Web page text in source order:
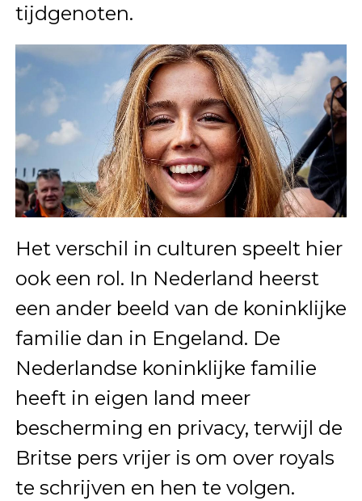
tijdgenoten.
Het verschil in culturen speelt hier
ook een rol. In Nederland heerst
een ander beeld van de koninklijke
familie dan in Engeland. De
Nederlandse koninklijke familie
heeft in eigen land meer
bescherming en privacy, terwijl de
Britse pers vrijer is om over royals
te schrijven en hen te volgen.